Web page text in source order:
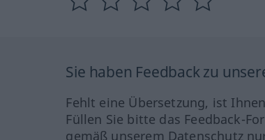
Sie haben Feedback zu
Fehlt eine Übersetzung, ist
Füllen Sie bitte das Feedback-
gemäß unserem Datenschutz